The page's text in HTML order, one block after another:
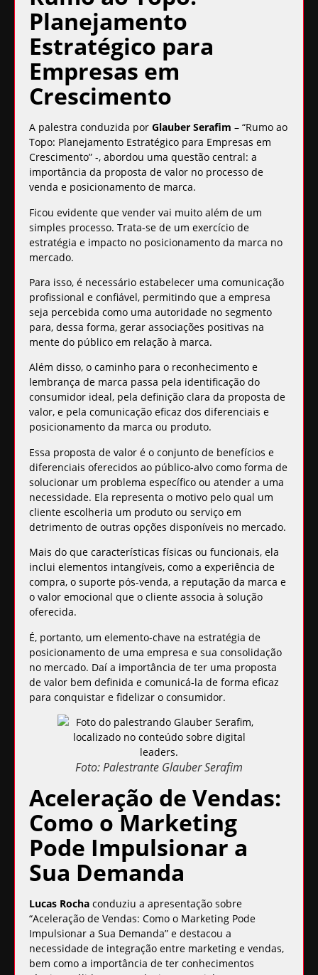
Planejamento
Estratégico para
Empresas em
Crescimento
A palestra conduzida por Glauber Serafim – “Rumo ao
Topo: Planejamento Estratégico para Empresas em
Crescimento” -, abordou uma questão central: a
importância da proposta de valor no processo de
venda e posicionamento de marca.
Ficou evidente que vender vai muito além de um
simples processo. Trata-se de um exercício de
estratégia e impacto no posicionamento da marca no
mercado.
Para isso, é necessário estabelecer uma comunicação
profissional e confiável, permitindo que a empresa
seja percebida como uma autoridade no segmento
para, dessa forma, gerar associações positivas na
mente do público em relação à marca.
Além disso, o caminho para o reconhecimento e
lembrança de marca passa pela identificação do
consumidor ideal, pela definição clara da proposta de
valor, e pela comunicação eficaz dos diferenciais e
posicionamento da marca ou produto.
Essa proposta de valor é o conjunto de benefícios e
diferenciais oferecidos ao público-alvo como forma de
solucionar um problema específico ou atender a uma
necessidade. Ela representa o motivo pelo qual um
cliente escolheria um produto ou serviço em
detrimento de outras opções disponíveis no mercado.
Mais do que características físicas ou funcionais, ela
inclui elementos intangíveis, como a experiência de
compra, o suporte pós-venda, a reputação da marca e
o valor emocional que o cliente associa à solução
oferecida.
É, portanto, um elemento-chave na estratégia de
posicionamento de uma empresa e sua consolidação
no mercado. Daí a importância de ter uma proposta
de valor bem definida e comunicá-la de forma eficaz
para conquistar e fidelizar o consumidor.
Foto: Palestrante Glauber Serafim
Aceleração de Vendas:
Como o Marketing
Pode Impulsionar a
Sua Demanda
Lucas Rocha conduziu a apresentação sobre
“Aceleração de Vendas: Como o Marketing Pode
Impulsionar a Sua Demanda” e destacou a
necessidade de integração entre marketing e vendas,
bem como a importância de ter conhecimentos